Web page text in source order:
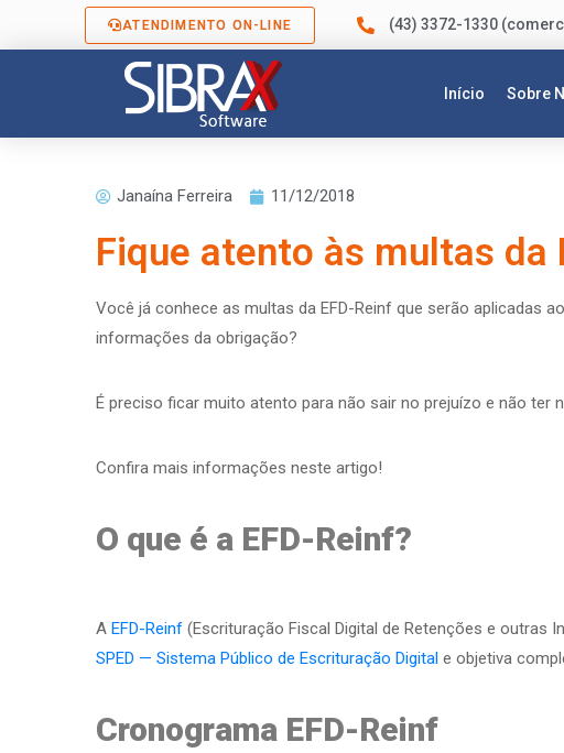
ATENDIMENTO ON-LINE (43) 3372-1330
Início Sobre
Janaína Ferreira 11/12/2018
Fique atento às multas da
Você já conhece as multas da EFD-Reinf que serão aplicadas
informações da obrigação?
É preciso ficar muito atento para não sair no prejuízo e não ter
Confira mais informações neste artigo!
O que é a EFD-Reinf?
A EFD-Reinf (Escrituração Fiscal Digital de Retenções e
SPED — Sistema Público de Escrituração Digital e objetiva
Cronograma EFD-Reinf